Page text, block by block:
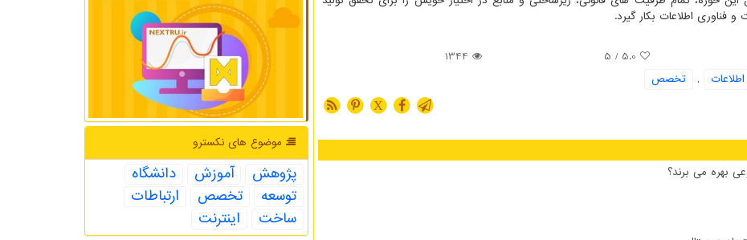
فناوری اطلاعات بکار گیرد.
5.0
/ 5
1344
,
تخصص
X
بهره می برند؟
موضوع های نكسترو
پژوهش آموزش
دانشگاه
توسعه
تخصص
ارتباطات
ساخت
اینترنت